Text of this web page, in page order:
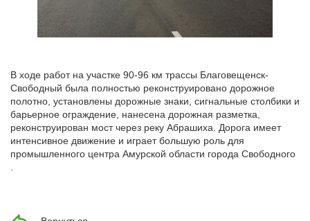
Автомобили
+7 (4162) 22-95-09
+7 (4162) 22-95-79
Сервисный центр
+7 (4162) 22–95–69
График работы: ПН-ПТ с 8.30 до 18.00 (+6 по МСК)
В ходе работ на участке 90-96 км трассы Благовещенск-
Свободный была полностью реконструировано дорожное
полотно, установлены дорожные знаки, сигнальные столбики и
барьерное ограждение, нанесена дорожная разметка,
реконструирован мост через реку Абрашиха. Дорога имеет
интенсивное движение и играет большую роль для
промышленного центра Амурской области города Свободного